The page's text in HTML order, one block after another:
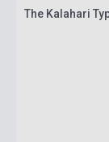
The Kalahari